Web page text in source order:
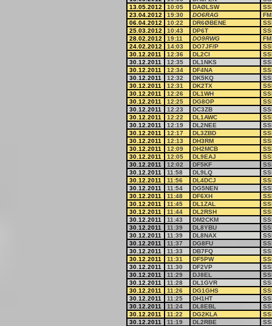
13.05.2012
10:05 DAØLSW
23.04.2012
19:30 DO6RAG
FM
06.04.2012
10:22 DR6ØBENE
25.03.2012
10:43 DP6T
28.02.2012
19:11 DO9RWG
FM
24.02.2012
14:03 DO7JF/P
30.12.2011
12:36 DL2CI
30.12.2011
12:35 DL1NKS
30.12.2011
12:34 DF4NA
30.12.2011
12:32 DK5KQ
30.12.2011
12:31 DK2TX
30.12.2011
12:26 DL1WH
30.12.2011
12:25 DG8OP
30.12.2011
12:23 DC3ZB
30.12.2011
12:22 DL1AWC
30.12.2011
12:19 DL2NEE
30.12.2011
12:17 DL3ZBD
30.12.2011
12:13 DH3RM
30.12.2011
12:09 DH2MCB
30.12.2011
12:05 DL9EAJ
30.12.2011
12:02 DF5KF
30.12.2011
11:58 DL9LQ
30.12.2011
11:56 DL4DCJ
30.12.2011
11:54 DG5NEN
30.12.2011
11:48 DF6XH
30.12.2011
11:45 DL1ZAL
30.12.2011
11:44 DL2RSH
30.12.2011
11:43 DM2CKM
30.12.2011
11:39 DL8YBU
30.12.2011
11:39 DL8NAX
30.12.2011
11:37 DG8FU
30.12.2011
11:33 DB7FQ
30.12.2011
11:31 DF5PW
30.12.2011
11:30 DF2VP
30.12.2011
11:29 DJ8EL
30.12.2011
11:28 DL1GVR
30.12.2011
11:26 DG1GHS
30.12.2011
11:25 DH1HT
30.12.2011
11:24 DL8EBL
30.12.2011
11:22 DG2KLA
30.12.2011
11:19 DL2RBE